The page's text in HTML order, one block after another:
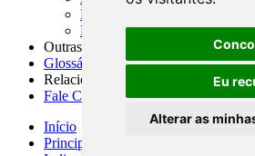
Eu
Alterar as
Na Imprensa
Fórum de Discussão
Outras ferramentas
Glossário
Relacionamento
Fale Conosco
Início
Principais notícias